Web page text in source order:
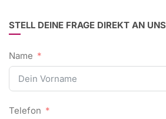
STELL DEINE FRAGE DIREKT AN UNS
Name
Telefon